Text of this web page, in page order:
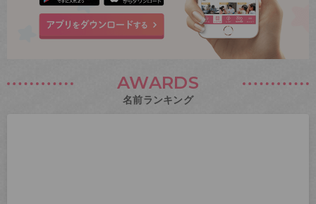
AWARDS
名前ランキング